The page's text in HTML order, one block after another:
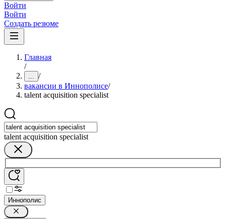
Войти
Войти
Создать резюме
Главная
/
... /
вакансии в Иннополисе/
talent acquisition specialist
talent acquisition specialist
Иннополис